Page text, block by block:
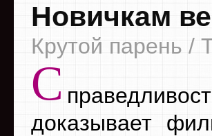
Новичкам
Крутой парень /
С
доказывает